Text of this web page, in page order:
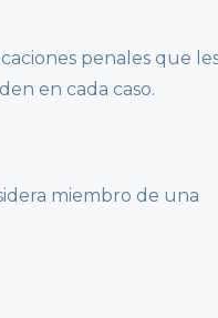
penales que
en cada caso.
miembro de una